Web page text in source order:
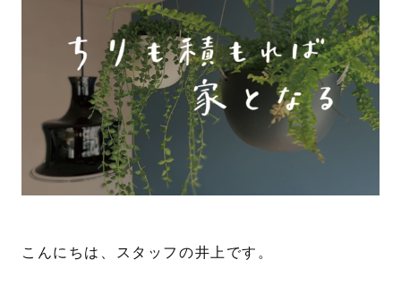
こんにちは、スタッフの井上です。